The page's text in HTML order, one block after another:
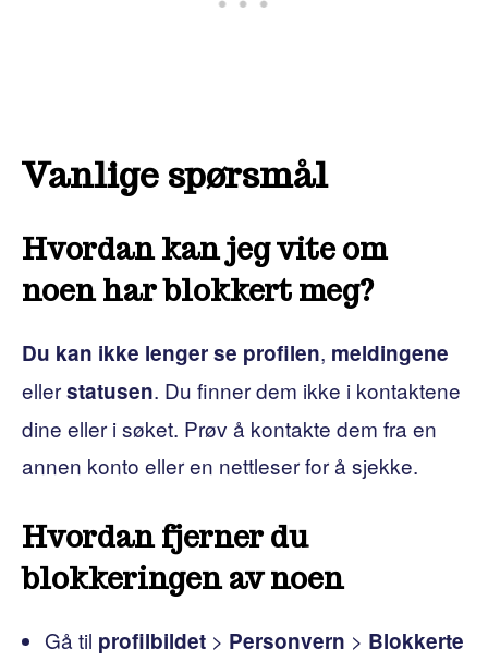
Vanlige spørsmål
Hvordan kan jeg vite om
noen har blokkert meg?
Du kan ikke lenger se profilen, meldingene
ellerstatusen. Du finner dem ikke i kontaktene
dine eller i søket. Prøv å kontakte dem fra en
annen konto eller en nettleser for å sjekke.
Hvordan fjerner du
blokkeringen av noen
Gå til profilbildet > Personvern > Blokkerte